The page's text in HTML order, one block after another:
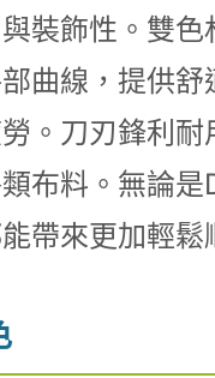
裝飾性。雙色
曲線，提供
。刀刃鋒利
布料。無論
帶來更加輕